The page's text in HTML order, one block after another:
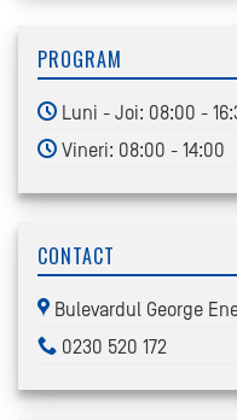
PROGRAM
Luni - Joi: 08:00 -
Vineri: 08:00 - 14:00
CONTACT
Bulevardul George
0230 520 172